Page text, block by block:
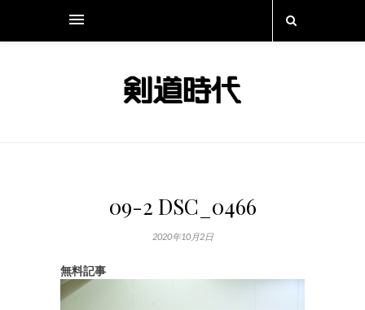
09-2 DSC_0466
2020年10月2日
無料記事